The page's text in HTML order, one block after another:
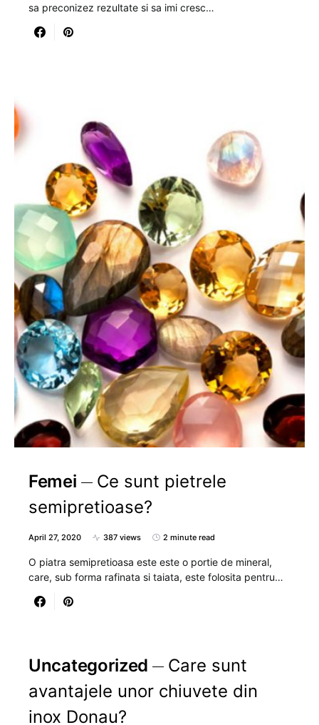
sa preconizez rezultate si sa imi cresc…
Femei
Ce sunt pietrele
semipretioase?
April 27, 2020 387 views 2 minute read
O piatra semipretioasa este este o portie de mineral,
care, sub forma rafinata si taiata, este folosita pentru…
Uncategorized
Care sunt
avantajele unor chiuvete din
inox Donau?